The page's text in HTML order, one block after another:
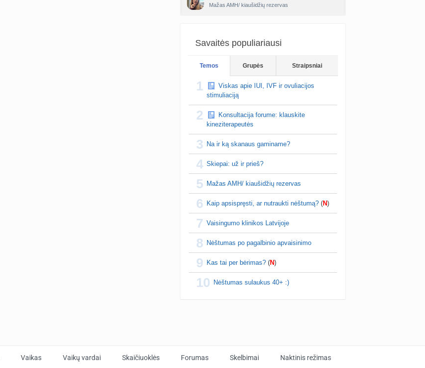
Mažas AMH/ kiaušidžių rezervas
Savaitės populiariausi
Temos Grupės Straipsniai
1
Viskas apie IUI, IVF ir ovuliacijos
stimuliaciją
2
Konsultacija forume: klauskite
kineziterapeutės
3 Na ir ką skanaus gaminame?
4 Skiepai: už ir prieš?
5 Mažas AMH/ kiaušidžių rezervas
6 Kaip apsispręsti, ar nutraukti nėštumą? (N)
7 Vaisingumo klinikos Latvijoje
8 Nėštumas po pagalbinio apvaisinimo
9 Kas tai per bėrimas? (N)
10 Nėštumas sulaukus 40+ :)
Vaikas Vaikų vardai Skaičiuoklės Forumas Skelbimai Naktinis režimas